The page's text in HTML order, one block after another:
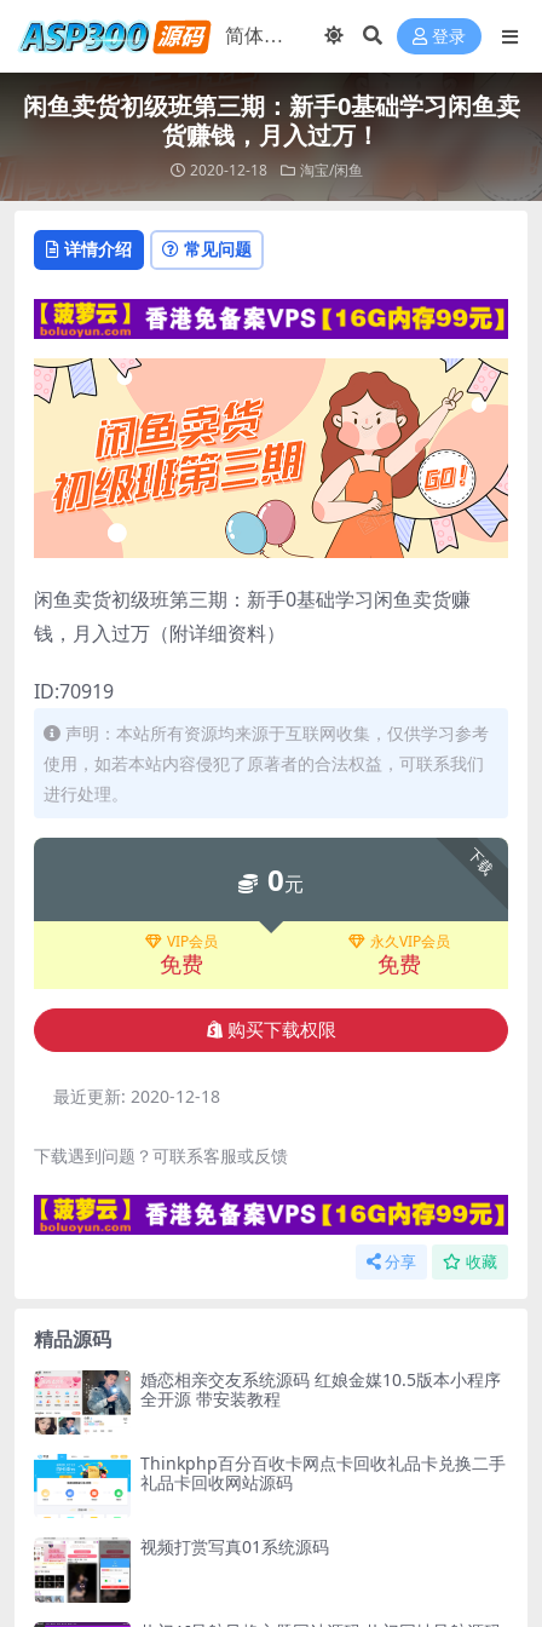
登录
闲鱼卖货初级班第三期：新手0基础学习闲鱼卖
货赚钱，月入过万！
2020-12-18 淘宝/闲鱼
详情介绍 常见问题
闲鱼卖货初级班第三期：新手0基础学习闲鱼卖货赚
钱，月入过万（附详细资料）
ID:70919
声明：本站所有资源均来源于互联网收集，仅供学习参考
使用，如若本站内容侵犯了原著者的合法权益，可联系我们
进行处理。
下载
0元
VIP会员
免费
永久VIP会员
免费
购买下载权限
最近更新: 2020-12-18
下载遇到问题？可联系客服或反馈
分享 收藏
精品源码
婚恋相亲交友系统源码 红娘金媒10.5版本小程序
全开源 带安装教程
Thinkphp百分百收卡网点卡回收礼品卡兑换二手
礼品卡回收网站源码
视频打赏写真01系统源码